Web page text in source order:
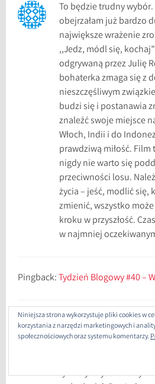
To będzie trudny
obejrzałam już bardzo
największe wrażenie
,,Jedz, módl się,
odgrywaną przez Julię
bohaterka zmaga się z
nieszczęśliwym
budzi się i postanawia
znaleźć swoje miejsce
Włoch, Indii i do
prawdziwą miłość. Film
nigdy nie warto się
przeciwności losu.
życia – jeść, modlić się,
zmienić, wszystko
kroku w przyszłość.
w najmniej
Pingback:Tydzień Blogowy #40 –
CHRISTIAN CIEŚLAK 27/02/2016 o 18:47
Jest wiele filmów,
moim
tymi
Niniejsza strona wykorzystuje pliki cookies w
korzystania z narzędzi marketingowych i
społecznościowych oraz systemu komentarzy.